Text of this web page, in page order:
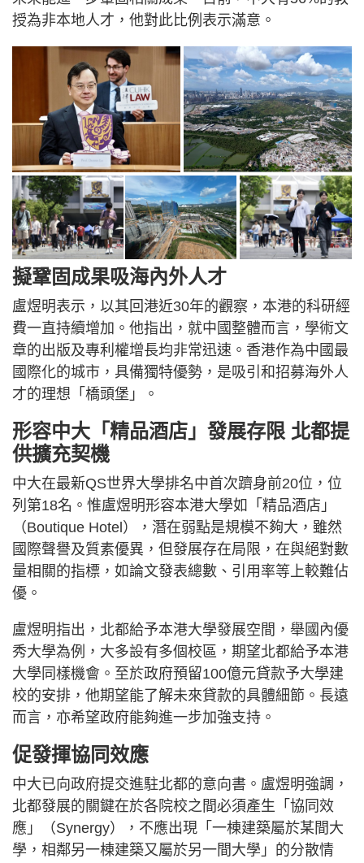
授為非本地人才，他對此比例表示滿意。
擬鞏固成果吸海內外人才
盧煜明表示，以其回港近30年的觀察，本港的科研經
費一直持續增加。他指出，就中國整體而言，學術文
章的出版及專利權增長均非常迅速。香港作為中國最
國際化的城市，具備獨特優勢，是吸引和招募海外人
才的理想「橋頭堡」。
形容中大「精品酒店」發展存限 北都提
供擴充契機
中大在最新QS世界大學排名中首次躋身前20位，位
列第18名。惟盧煜明形容本港大學如「精品酒店」
（Boutique Hotel），潛在弱點是規模不夠大，雖然
國際聲譽及質素優異，但發展存在局限，在與絕對數
量相關的指標，如論文發表總數、引用率等上較難佔
優。
盧煜明指出，北都給予本港大學發展空間，舉國內優
秀大學為例，大多設有多個校區，期望北都給予本港
大學同樣機會。至於政府預留100億元貸款予大學建
校的安排，他期望能了解未來貸款的具體細節。長遠
而言，亦希望政府能夠進一步加強支持。
促發揮協同效應
中大已向政府提交進駐北都的意向書。盧煜明強調，
北都發展的關鍵在於各院校之間必須產生「協同效
應」（Synergy），不應出現「一棟建築屬於某間大
學，相鄰另一棟建築又屬於另一間大學」的分散情